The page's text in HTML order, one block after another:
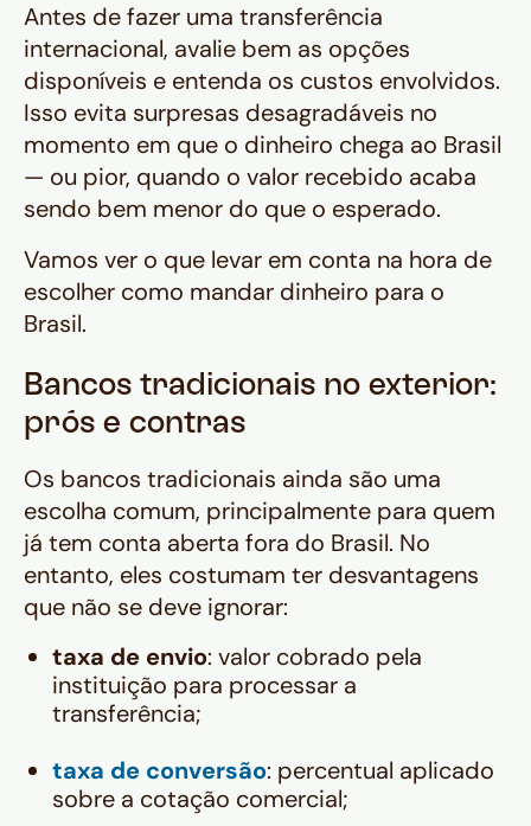
Antes de fazer uma transferência
internacional, avalie bem as opções
disponíveis e entenda os custos envolvidos.
Isso evita surpresas desagradáveis no
momento em que o dinheiro chega ao Brasil
— ou pior, quando o valor recebido acaba
sendo bem menor do que o esperado.
Vamos ver o que levar em conta na hora de
escolher como mandar dinheiro para o
Brasil.
Bancos tradicionais no exterior:
prós e contras
Os bancos tradicionais ainda são uma
escolha comum, principalmente para quem
já tem conta aberta fora do Brasil. No
entanto, eles costumam ter desvantagens
que não se deve ignorar:
taxa de envio: valor cobrado pela
instituição para processar a
transferência;
taxa de conversão: percentual aplicado
sobre a cotação comercial;